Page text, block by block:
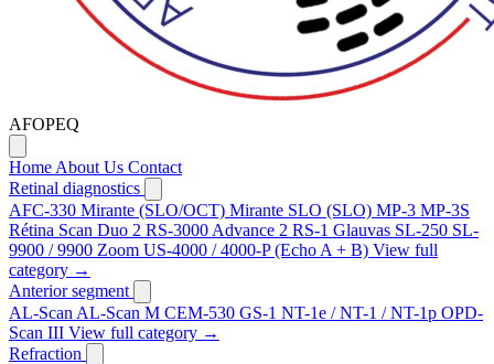
AFOPEQ
Home About Us Contact
Retinal diagnostics
AFC-330 Mirante (SLO/OCT) Mirante SLO (SLO) MP-3 MP-3S
Rétina Scan Duo 2 RS-3000 Advance 2 RS-1 Glauvas SL-250 SL-
9900 / 9900 Zoom US-4000 / 4000-P (Echo A + B) View full
category →
Anterior segment
AL-Scan AL-Scan M CEM-530 GS-1 NT-1e / NT-1 / NT-1p OPD-
Scan III View full category →
Refraction